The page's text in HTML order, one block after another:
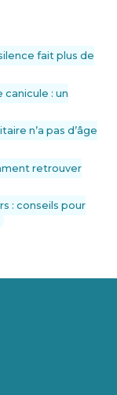
fait plus de
: un
n’a pas d’âge
retrouver
: conseils pour